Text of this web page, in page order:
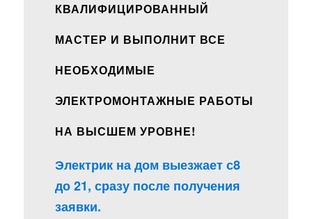
КВАЛИФИЦИРОВАННЫЙ
МАСТЕР И ВЫПОЛНИТ ВСЕ
НЕОБХОДИМЫЕ
ЭЛЕКТРОМОНТАЖНЫЕ РАБОТЫ
НА ВЫСШЕМ УРОВНЕ!
Электрик на дом выезжает с8
до 21, сразу после получения
заявки.